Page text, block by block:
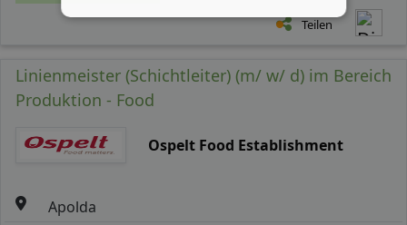
Teilen
Linienmeister (Schichtleiter) (m/ w/ d) im Bereich
Produktion - Food
Ospelt Food Establishment
Apolda